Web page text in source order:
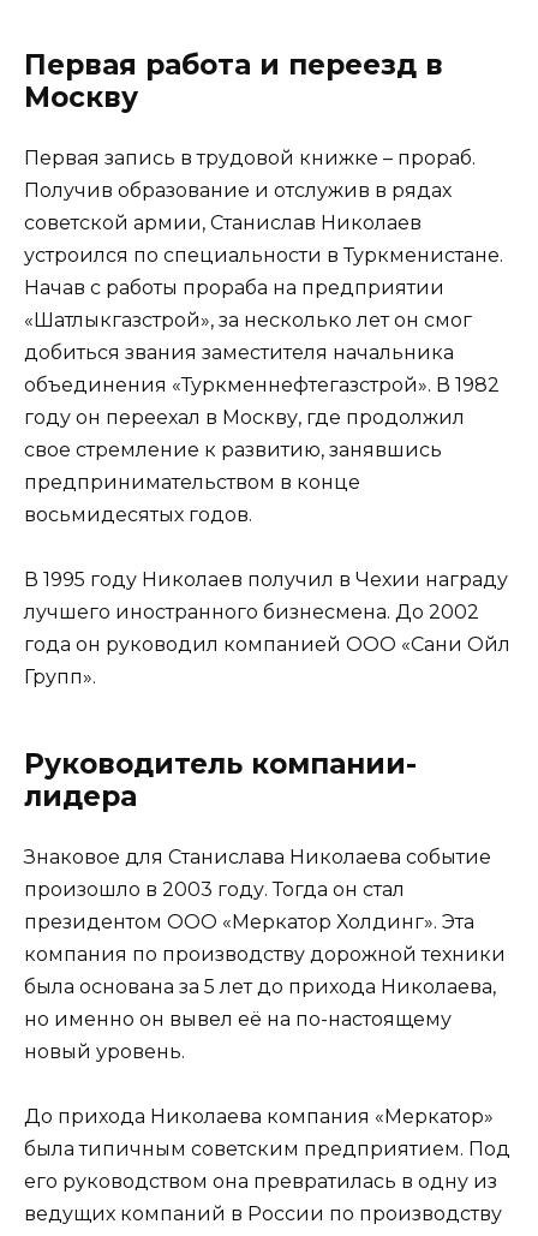
Первая работа и переезд в
Москву
Первая запись в трудовой книжке – прораб.
Получив образование и отслужив в рядах
советской армии, Станислав Николаев
устроился по специальности в Туркменистане.
Начав с работы прораба на предприятии
«Шатлыкгазстрой», за несколько лет он смог
добиться звания заместителя начальника
объединения «Туркменнефтегазстрой». В 1982
году он переехал в Москву, где продолжил
свое стремление к развитию, занявшись
предпринимательством в конце
восьмидесятых годов.
В 1995 году Николаев получил в Чехии награду
лучшего иностранного бизнесмена. До 2002
года он руководил компанией ООО «Сани Ойл
Групп».
Руководитель компании-
лидера
Знаковое для Станислава Николаева событие
произошло в 2003 году. Тогда он стал
президентом ООО «Меркатор Холдинг». Эта
компания по производству дорожной техники
была основана за 5 лет до прихода Николаева,
но именно он вывел её на по-настоящему
новый уровень.
До прихода Николаева компания «Меркатор»
была типичным советским предприятием. Под
его руководством она превратилась в одну из
ведущих компаний в России по производству